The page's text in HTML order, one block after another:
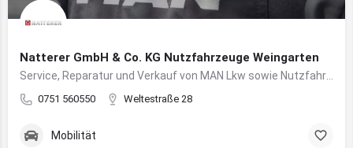
Natterer GmbH & Co. KG Nutzfahrzeuge Weingarten
0751 560550 Weltestraße 28
Mobilität